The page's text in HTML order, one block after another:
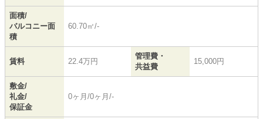
面積/
バルコニー面
積
60.70㎡/-
賃料 22.4万円
管理費・
共益費
15,000円
敷金/
礼金/
保証金
0ヶ月/0ヶ月/-